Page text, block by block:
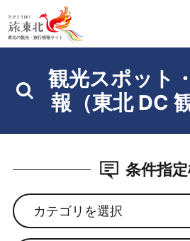
観光スポット
報（東北 DC
条件指
カテゴリを選択